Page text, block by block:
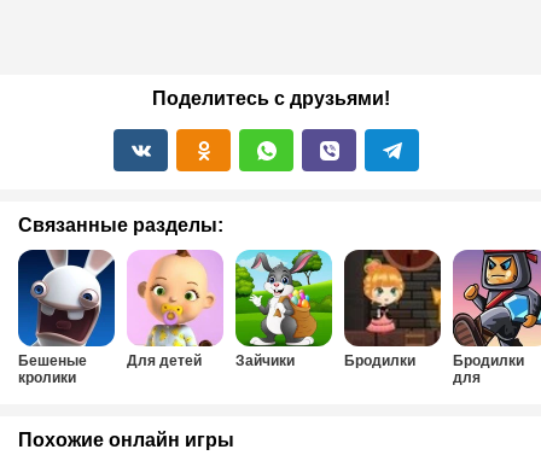
Поделитесь с друзьями!
Связанные разделы:
Бешеные
кролики
Для детей Зайчики Бродилки
Бродилки
для
Похожие онлайн игры